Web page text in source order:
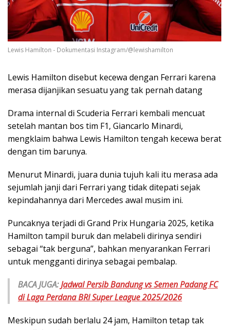
Lewis Hamilton - Dokumentasi Instagram/@lewishamilton
Lewis Hamilton disebut kecewa dengan Ferrari karena
merasa dijanjikan sesuatu yang tak pernah datang
Drama internal di Scuderia Ferrari kembali mencuat
setelah mantan bos tim F1, Giancarlo Minardi,
mengklaim bahwa Lewis Hamilton tengah kecewa berat
dengan tim barunya.
Menurut Minardi, juara dunia tujuh kali itu merasa ada
sejumlah janji dari Ferrari yang tidak ditepati sejak
kepindahannya dari Mercedes awal musim ini.
Puncaknya terjadi di Grand Prix Hungaria 2025, ketika
Hamilton tampil buruk dan melabeli dirinya sendiri
sebagai “tak berguna”, bahkan menyarankan Ferrari
untuk mengganti dirinya sebagai pembalap.
BACA JUGA:Jadwal Persib Bandung vs Semen Padang FC
di Laga Perdana BRI Super League 2025/2026
Meskipun sudah berlalu 24 jam, Hamilton tetap tak